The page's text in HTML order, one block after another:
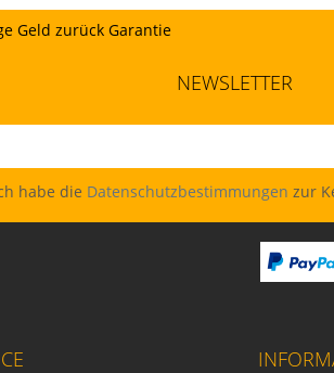
Geld zurück Garantie
NEWSLETTER
habe die Datenschutzbestimmungen zur